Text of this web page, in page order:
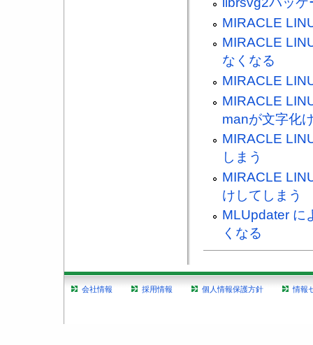
MIRACLE
MIRACLE
なくなる
MIRACLE
MIRACLE
manが文字化
MIRACLE
しまう
MIRACLE
けしてしまう
MLUpdater に
くなる
会社情報 採用情報 個人情報保護方針 情報